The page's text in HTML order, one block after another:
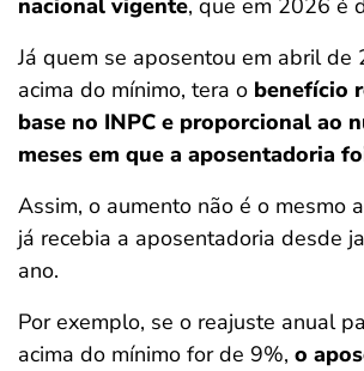
nacional vigente, que em 2026 é
Já quem se aposentou em abril de
acima do mínimo, tera o benefício
base no INPC e proporcional ao
meses em que a aposentadoria
Assim, o aumento não é o mesmo
já recebia a aposentadoria desde
ano.
Por exemplo, se o reajuste anual
acima do mínimo for de 9%, o